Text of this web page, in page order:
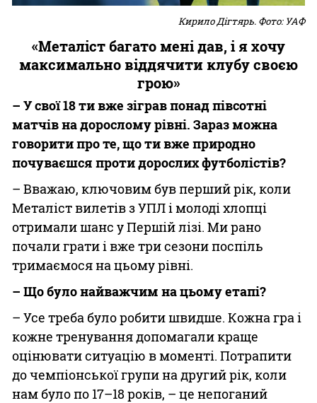
Кирило Дігтярь. Фото: УАФ
«Металіст багато мені дав, і я хочу
максимально віддячити клубу своєю
грою»
– У свої 18 ти вже зіграв понад півсотні
матчів на дорослому рівні. Зараз можна
говорити про те, що ти вже природно
почуваєшся проти дорослих футболістів?
– Вважаю, ключовим був перший рік, коли
Металіст вилетів з УПЛ і молоді хлопці
отримали шанс у Першій лізі. Ми рано
почали грати і вже три сезони поспіль
тримаємося на цьому рівні.
– Що було найважчим на цьому етапі?
– Усе треба було робити швидше. Кожна гра і
кожне тренування допомагали краще
оцінювати ситуацію в моменті. Потрапити
до чемпіонської групи на другий рік, коли
нам було по 17–18 років, – це непоганий